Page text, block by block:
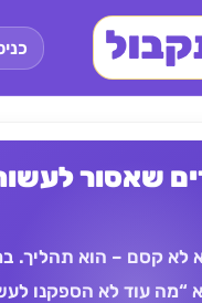
שאסור
לא קסם – הוא תהליך.
“מה עוד לא הספקנו